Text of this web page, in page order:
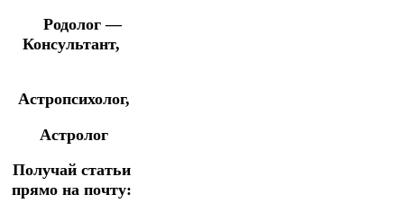
Родолог —
Консультант,
Астропсихолог,
Астролог
Получай статьи
прямо на почту: